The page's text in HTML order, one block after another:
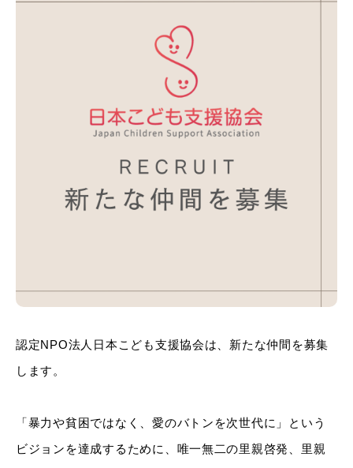
認定NPO法人日本こども支援協会は、新たな仲間を募集
します。
「暴力や貧困ではなく、愛のバトンを次世代に」という
ビジョンを達成するために、 唯一無二の里親啓発、里親